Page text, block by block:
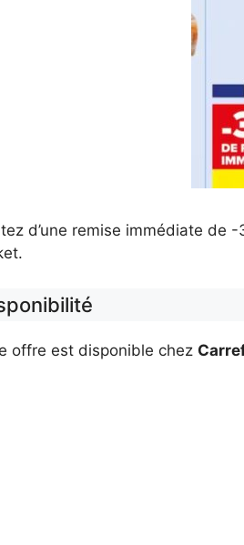
d’une remise immédiate de -
offre est disponible chez